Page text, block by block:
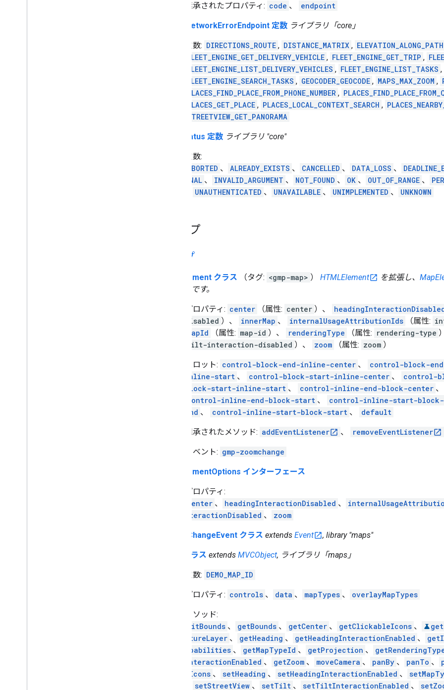
継承されたプロパティ: code 、 endpoint
MapsNetworkErrorEndpoint 定数 ライブラリ「core」
定数: DIRECTIONS_ROUTE , DISTANCE_MATRIX , ELEVATION_ALONG_PATH
FLEET_ENGINE_GET_DELIVERY_VEHICLE , FLEET_ENGINE_GET_TRIP ,
FLEET_ENGINE_LIST_DELIVERY_VEHICLES , FLEET_ENGINE_LIST_TASKS ,
FLEET_ENGINE_SEARCH_TASKS , GEOCODER_GEOCODE , MAPS_MAX_ZOOM ,
PLACES_FIND_PLACE_FROM_PHONE_NUMBER ,
PLACES_GET_PLACE , PLACES_LOCAL_CONTEXT_SEARCH ,
STREETVIEW_GET_PANORAMA
RPCStatus 定数 ライブラリ "core"
定数:
ABORTED 、 ALREADY_EXISTS 、 CANCELLED 、 DATA_LOSS 、
RNAL 、 INVALID_ARGUMENT 、 NOT_FOUND 、 OK 、 OUT_OF_RANGE 、
UNAUTHENTICATED 、 UNAVAILABLE 、 UNIMPLEMENTED 、 UNKNOWN
マップ
マップ
MapElement クラス （タグ: <gmp-map> ） HTMLElement を拡張し、
"maps" です。
プロパティ: center （属性: center ）、
disabled ）、 innerMap 、 internalUsageAttributionIds （属性:
mapId
（属性: map-id ）、 renderingType （属性: rendering-type
tilt-interaction-disabled ）、 zoom （属性: zoom ）
スロット: control-block-end-inline-center 、
control-block-
inline-start 、 control-block-start-inline-center 、
control-
block-start-inline-start 、 control-inline-end-block-center
control-inline-end-block-start 、
control-inline-start-block-
end 、 control-inline-start-block-start 、 default
継承されたメソッド: addEventListener 、 removeEventListener
イベント: gmp-zoomchange
MapElementOptions インターフェース
プロパティ:
center 、 headingInteractionDisabled 、
nteractionDisabled 、 zoom
ZoomChangeEvent クラス extends Event , library "maps"
Map クラス extends MVCObject, ライブラリ「maps」
定数: DEMO_MAP_ID
プロパティ: controls 、 data 、 mapTypes 、 overlayMapTypes
メソッド:
fitBounds 、 getBounds 、 getCenter 、 getClickableIcons 、
atureLayer 、 getHeading 、 getHeadingInteractionEnabled 、
apabilities 、 getMapTypeId 、 getProjection 、
InteractionEnabled 、 getZoom 、 moveCamera 、 panBy 、 panTo 、
eIcons 、 setHeading 、 setHeadingInteractionEnabled 、
setStreetView 、 setTilt 、 setTiltInteractionEnabled 、